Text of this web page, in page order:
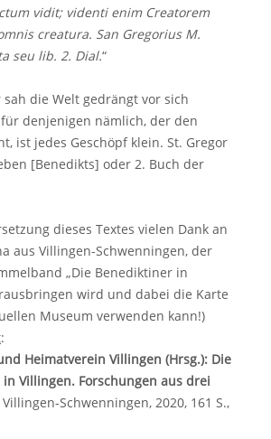
vidit; videnti enim Creatorem
creatura. San Gregorius M.
seu lib. 2. Dial.“
sah die Welt gedrängt vor sich
denjenigen nämlich, der den
ist jedes Geschöpf klein. St. Gregor
[Benedikts] oder 2. Buch der
dieses Textes vielen Dank an
aus Villingen-Schwenningen, der
„Die Benediktiner in
wird und dabei die Karte
Museum verwenden kann!)
:
Heimatverein Villingen (Hrsg.): Die
Villingen. Forschungen aus drei
Villingen-Schwenningen, 2020, 161 S.,